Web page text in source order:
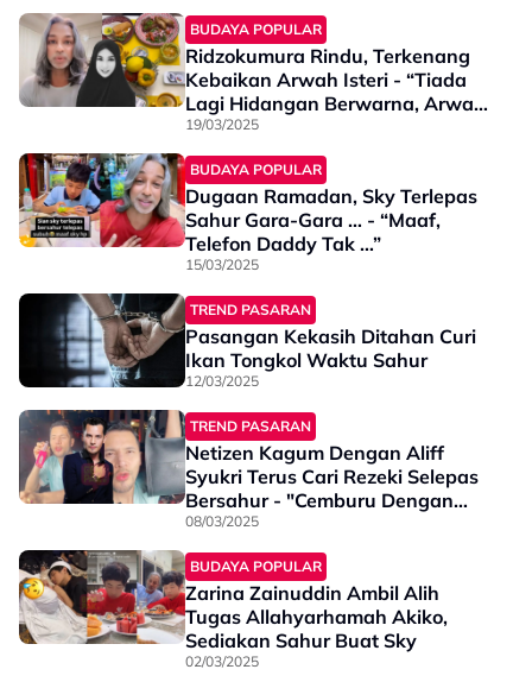
BUDAYA POPULAR
Ridzokumura Rindu, Terkenang
Kebaikan Arwah Isteri - “Tiada
Lagi Hidangan Berwarna, Arwah
Suka Buat Sendiri, Sampaikan
Cuci Pinggan Pun Dia Tak Bagi”
19/03/2025
BUDAYA POPULAR
Dugaan Ramadan, Sky Terlepas
Sahur Gara-Gara … - “Maaf,
Telefon Daddy Tak …”
15/03/2025
TREND PASARAN
Pasangan Kekasih Ditahan Curi
Ikan Tongkol Waktu Sahur
12/03/2025
TREND PASARAN
Netizen Kagum Dengan Aliff
Syukri Terus Cari Rezeki Selepas
Bersahur - "Cemburu Dengan
Semangat Datuk..."
08/03/2025
BUDAYA POPULAR
Zarina Zainuddin Ambil Alih
Tugas Allahyarhamah Akiko,
Sediakan Sahur Buat Sky
02/03/2025